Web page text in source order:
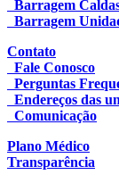
Barragem
Barragem
Contato
Fale Conosco
Perguntas
Endereços das
Comunicação
Plano Médico
Transparência